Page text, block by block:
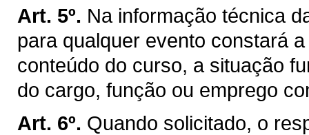
Art. 5º. Na informação técnica
para qualquer evento constará
conteúdo do curso, a situação
do cargo, função ou emprego
Art. 6º. Quando solicitado, o